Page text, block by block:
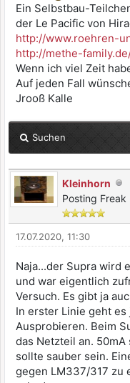
Ein Selbstbau-
der Le Pacific von
http://www.roehren-
http://methe-
Wenn ich viel Zeit
Auf jeden Fall
Jrooß Kalle
Suchen
Kleinhorn
Posting Freak
17.07.2020, 11:30
Naja...der Supra wird
und war eigentlich
Versuch. Es gibt ja
In erster Linie geht es
Ausprobieren. Beim
das Netzteil an.
sollte sauber sein.
gegen LM337/317 zu